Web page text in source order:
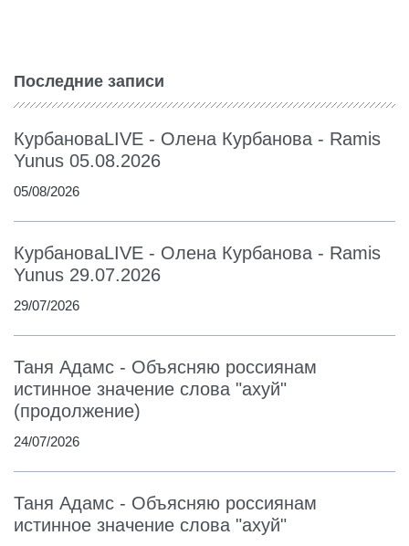
Последние записи
КурбановаLIVE - Олена Курбанова - Ramis
Yunus 05.08.2026
05/08/2026
КурбановаLIVE - Олена Курбанова - Ramis
Yunus 29.07.2026
29/07/2026
Таня Адамс - Объясняю россиянам
истинное значение слова "ахуй"
(продолжение)
24/07/2026
Таня Адамс - Объясняю россиянам
истинное значение слова "ахуй"